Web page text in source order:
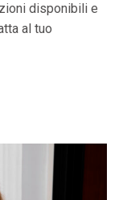
disponibili e
al tuo